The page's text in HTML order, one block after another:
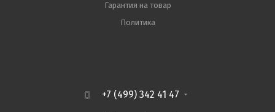
Гарантия на товар
Политика
+7 (499) 342 41 47